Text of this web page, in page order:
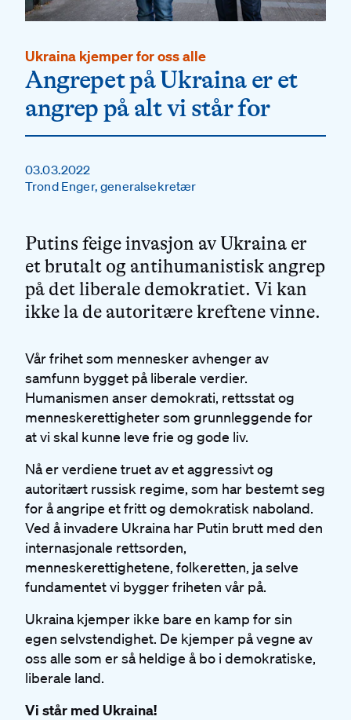
Ukraina kjemper for oss alle
Angrepet på Ukraina er et
angrep på alt vi står for
03.03.2022
Trond Enger, generalsekretær
Putins feige invasjon av Ukraina er
et brutalt og antihumanistisk angrep
på det liberale demokratiet. Vi kan
ikke la de autoritære kreftene vinne.
Vår frihet som mennesker avhenger av
samfunn bygget på liberale verdier.
Humanismen anser demokrati, rettsstat og
menneskerettigheter som grunnleggende for
at vi skal kunne leve frie og gode liv.
Nå er verdiene truet av et aggressivt og
autoritært russisk regime, som har bestemt seg
for å angripe et fritt og demokratisk naboland.
Ved å invadere Ukraina har Putin brutt med den
internasjonale rettsorden,
menneskerettighetene, folkeretten, ja selve
fundamentet vi bygger friheten vår på.
Ukraina kjemper ikke bare en kamp for sin
egen selvstendighet. De kjemper på vegne av
oss alle som er så heldige å bo i demokratiske,
liberale land.
Vi står med Ukraina!